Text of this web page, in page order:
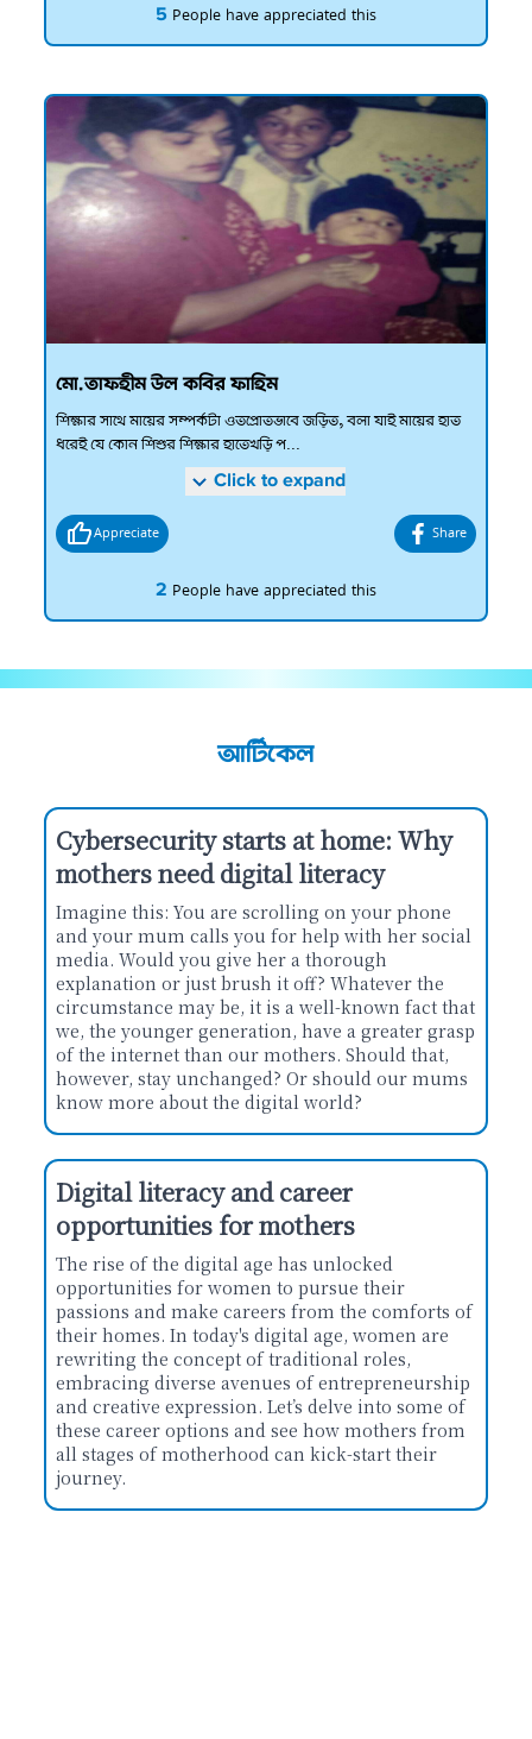
5People have appreciated this
মো.তাফহীম উল কবির ফাহিম
শিক্ষার সাথে মায়ের সম্পর্কটা ওতপ্রোতভাবে জড়িত, বলা যাই মায়ের হাত
ধরেই যে কোন শিশুর শিক্ষার হাতেখড়ি প...
Click to expand
Appreciate Share
2 People have appreciated this
আর্টিকেল
Cybersecurity starts at home: Why
mothers need digital literacy
Imagine this: You are scrolling on your phone
and your mum calls you for help with her social
media. Would you give her a thorough
explanation or just brush it off? Whatever the
circumstance may be, it is a well-known fact that
we, the younger generation, have a greater grasp
of the internet than our mothers. Should that,
however, stay unchanged? Or should our mums
know more about the digital world?
Digital literacy and career
opportunities for mothers
The rise of the digital age has unlocked
opportunities for women to pursue their
passions and make careers from the comforts of
their homes. In today's digital age, women are
rewriting the concept of traditional roles,
embracing diverse avenues of entrepreneurship
and creative expression. Let’s delve into some of
these career options and see how mothers from
all stages of motherhood can kick-start their
journey.